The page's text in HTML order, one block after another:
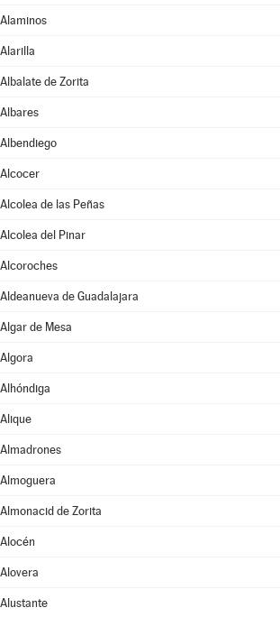
Alaminos
Alarilla
Albalate de Zorita
Albares
Albendiego
Alcocer
Alcolea de las Peñas
Alcolea del Pinar
Alcoroches
Aldeanueva de Guadalajara
Algar de Mesa
Algora
Alhóndiga
Alique
Almadrones
Almoguera
Almonacid de Zorita
Alocén
Alovera
Alustante